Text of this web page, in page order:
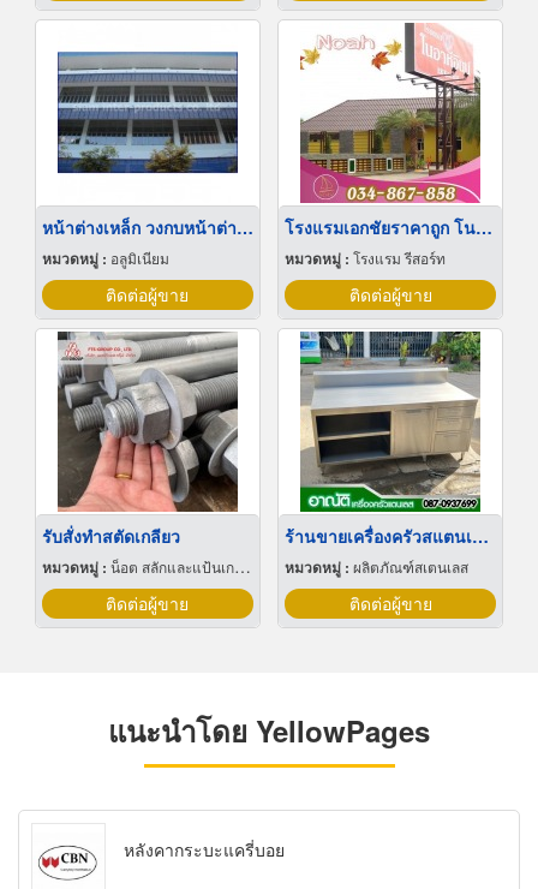
หน้าต่างเหล็ก วงกบหน้าต่าง วินโฟล
หมวดหมู่ : อลูมิเนียม
ติดต่อผู้ขาย
โรงแรมเอกชัยราคาถูก โนอาห์อินน์เอกชัย
หมวดหมู่ : โรงแรม รีสอร์ท
ติดต่อผู้ขาย
รับสั่งทำสตัดเกลียว
หมวดหมู่ : น็อต สลักและแป้นเกลียว
ติดต่อผู้ขาย
ร้านขายเครื่องครัวสแตนเลสใกล้ฉัน
หมวดหมู่ : ผลิตภัณฑ์สเตนเลส
ติดต่อผู้ขาย
แนะนำโดย YellowPages
หลังคากระบะแครี่บอย